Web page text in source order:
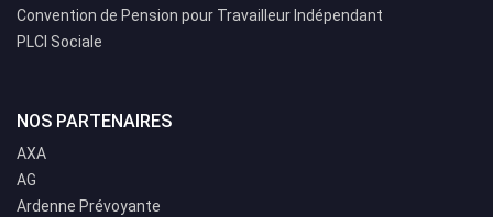
Convention de Pension pour Travailleur Indépendant
PLCI Sociale
NOS PARTENAIRES
AXA
AG
Ardenne Prévoyante